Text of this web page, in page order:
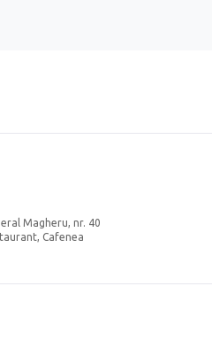
Magheru, nr. 40
Cafenea